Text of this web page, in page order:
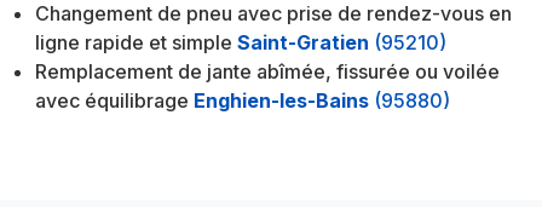
Changement de pneu avec prise de rendez-vous en
ligne rapide et simple Saint-Gratien (95210)
Remplacement de jante abîmée, fissurée ou voilée
avec équilibrage Enghien-les-Bains (95880)